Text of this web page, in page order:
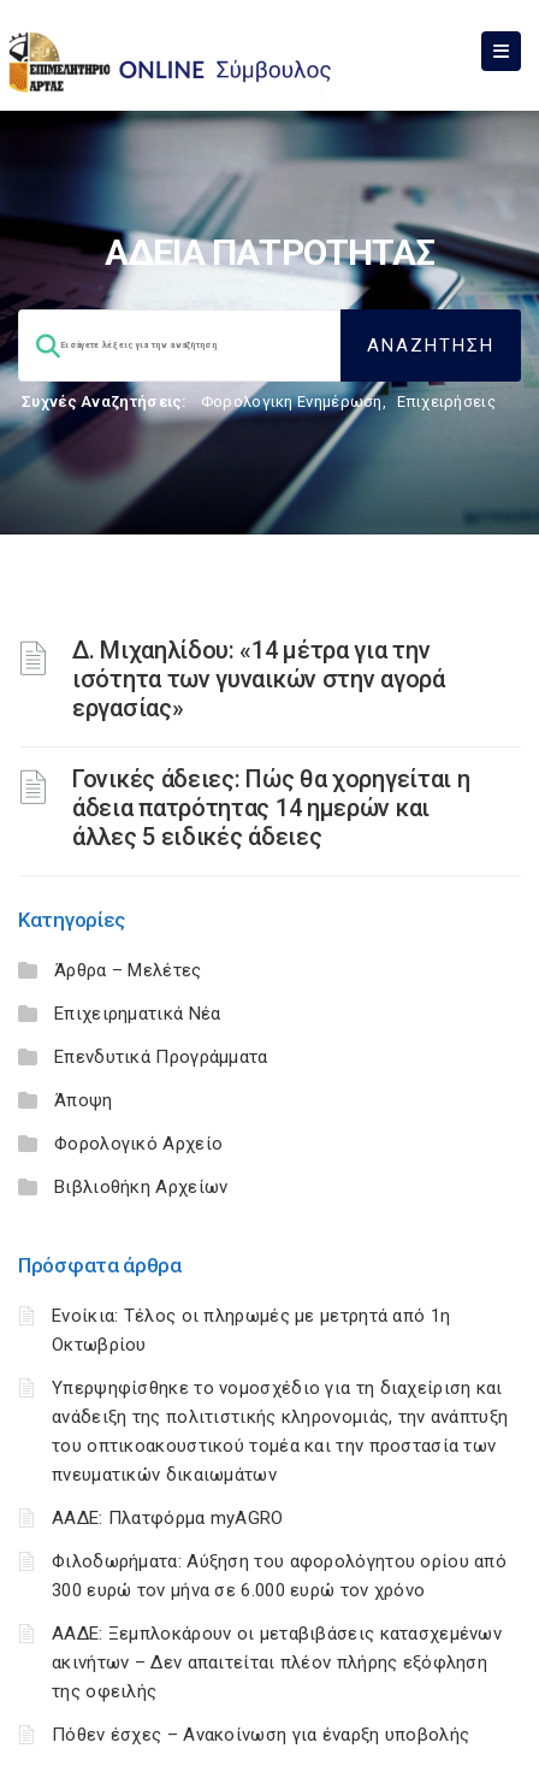
ΑΔΕΙΑ ΠΑΤΡΟΤΗΤΑΣ
Συχνές Αναζητήσεις: Φορολογικη Ενημέρωση, Επιχειρήσεις
Δ. Μιχαηλίδου: «14 μέτρα για την
ισότητα των γυναικών στην αγορά
εργασίας»
Γονικές άδειες: Πώς θα χορηγείται η
άδεια πατρότητας 14 ημερών και
άλλες 5 ειδικές άδειες
Κατηγορίες
Άρθρα – Μελέτες
Επιχειρηματικά Νέα
Επενδυτικά Προγράμματα
Άποψη
Φορολογικό Αρχείο
Βιβλιοθήκη Αρχείων
Πρόσφατα άρθρα
Ενοίκια: Τέλος οι πληρωμές με μετρητά από 1η
Οκτωβρίου
Υπερψηφίσθηκε το νομοσχέδιο για τη διαχείριση και
ανάδειξη της πολιτιστικής κληρονομιάς, την ανάπτυξη
του οπτικοακουστικού τομέα και την προστασία των
πνευματικών δικαιωμάτων
ΑΑΔΕ: Πλατφόρμα myAGRO
Φιλοδωρήματα: Αύξηση του αφορολόγητου ορίου από
300 ευρώ τον μήνα σε 6.000 ευρώ τον χρόνο
ΑΑΔΕ: Ξεμπλοκάρουν οι μεταβιβάσεις κατασχεμένων
ακινήτων – Δεν απαιτείται πλέον πλήρης εξόφληση
της οφειλής
Πόθεν έσχες – Ανακοίνωση για έναρξη υποβολής